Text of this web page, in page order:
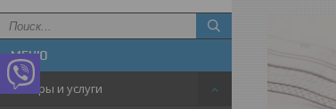
Товары и услуги